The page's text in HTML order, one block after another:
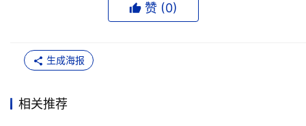
全新发布。FortiOS 8.0 提供了强大的人工智能驱动安
防护能力，帮助组织简化安全架构，同时在整个数字基
础设施中提供一致的保护和卓越的性能。
FortiGate G 系列产品阵容扩展：FortiGate 3500G与
FortiGate 400G 新品发布，通过突破性安全架构设
赞 (0)
生成海报
相关推荐